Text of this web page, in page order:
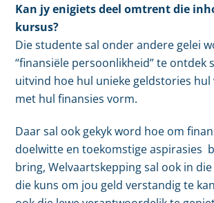
Kan jy enigiets deel omtrent die
kursus?
Die studente sal onder andere gelei
“finansiële persoonlikheid” te ontdek
uitvind hoe hul unieke geldstories
met hul finansies vorm.
Daar sal ook gekyk word hoe om
doelwitte en toekomstige aspirasies
bring, Welvaartskepping sal ook in
die kuns om jou geld verstandig te